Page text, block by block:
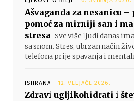
Ašvaganda za nesanicu
pomoć za mirniji san i
stresa Sve više ljudi danas
sa snom. Stres, ubrzan način
telefona prije spavanja i
ISHRANA 12. VELJAČE 2026.
Zdravi ugljikohidrati i